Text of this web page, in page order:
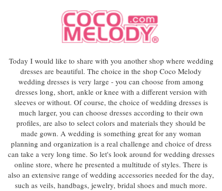
Today I would like to share with you another shop where wedding
dresses are beautiful. The choice in the shop Coco Melody
wedding dresses is very large - you can choose from among
dresses long, short, ankle or knee with a different version with
sleeves or without. Of course, the choice of wedding dresses is
much larger, you can choose dresses according to their own
profiles, are also to select colors and materials they should be
made gown. A wedding is something great for any woman
planning and organization is a real challenge and choice of dress
can take a very long time. So let's look around for wedding dresses
online store, where he presented a multitude of styles. There is
also an extensive range of wedding accessories needed for the day,
such as veils, handbags, jewelry, bridal shoes and much more.